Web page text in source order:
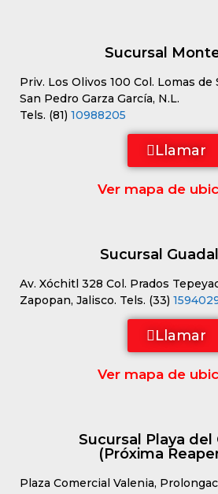
Sucursal
Priv. Los Olivos 100 Col. Lomas
San Pedro Garza García, N.L.
Tels. (81) 10988205
Llamar
Ver mapa de
Sucursal
Av. Xóchitl 328 Col. Prados
Zapopan, Jalisco. Tels. (33)
Llamar
Ver mapa de
Sucursal Playa del
(Próxima
Plaza Comercial Valenia,